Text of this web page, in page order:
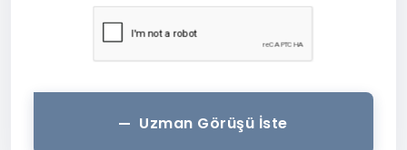
Uzman Görüşü İste